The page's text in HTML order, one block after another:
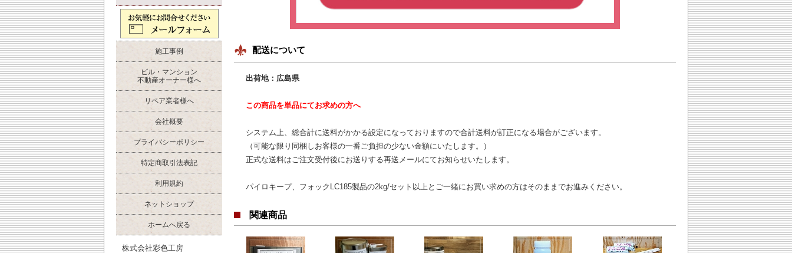
施工事例
ビル・マンション
不動産オーナー様へ
リペア業者様へ
会社概要
プライバシーポリシー
特定商取引法表記
利用規約
ネットショップ
ホームへ戻る
株式会社彩色工房
配送について
出荷地：広島県
この商品を単品にてお求めの方へ
システム上、総合計に送料がかかる設定になっておりますので合計送料が訂正になる場合がございます。
（可能な限り同梱しお客様の一番ご負担の少ない金額にいたします。）
正式な送料はご注文受付後にお送りする再送メールにてお知らせいたします。
パイロキープ、フォックLC185製品の2kg/セット以上とご一緒にお買い求めの方はそのままでお進みください。
関連商品